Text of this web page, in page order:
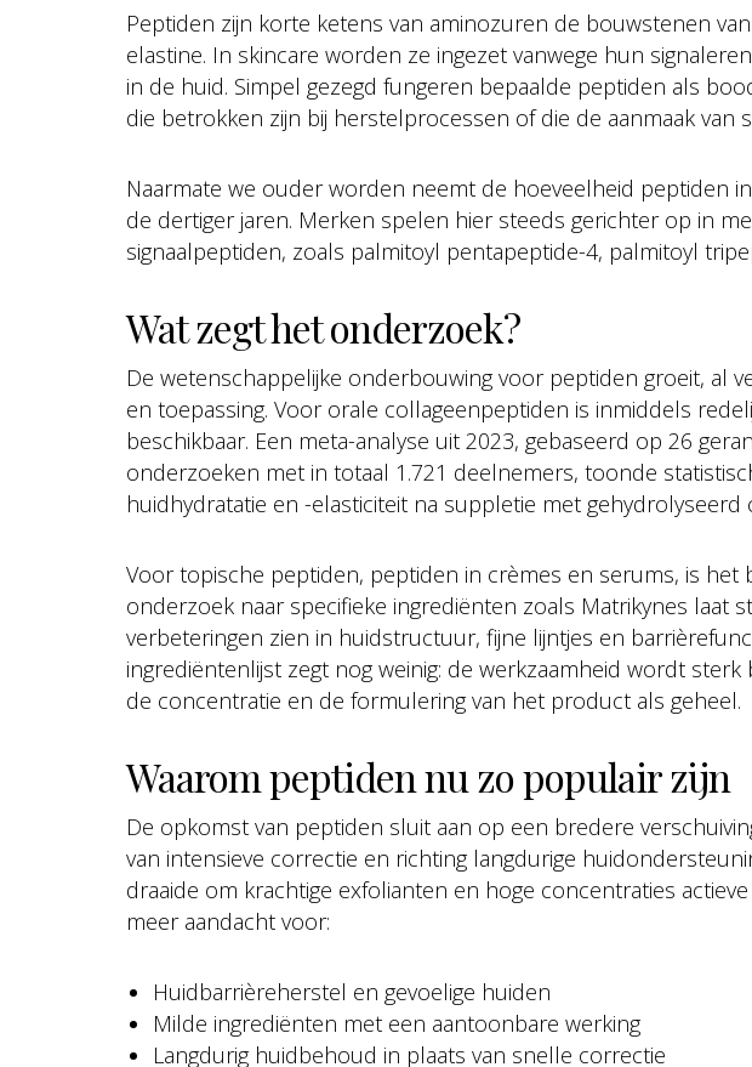
Peptiden zijn korte ketens van aminozuren de bouwstenen
elastine. In skincare worden ze ingezet vanwege hun
in de huid. Simpel gezegd fungeren bepaalde peptiden als
die betrokken zijn bij herstelprocessen of die de aanmaak van
Naarmate we ouder worden neemt de hoeveelheid peptiden
de dertiger jaren. Merken spelen hier steeds gerichter op in
signaalpeptiden, zoals palmitoyl pentapeptide-4, palmitoyl
Wat zegt het onderzoek?
De wetenschappelijke onderbouwing voor peptiden groeit, al
en toepassing. Voor orale collageenpeptiden is inmiddels
beschikbaar. Een meta-analyse uit 2023, gebaseerd op 26
onderzoeken met in totaal 1.721 deelnemers, toonde
huidhydratatie en -elasticiteit na suppletie met gehydrolyseerd
Voor topische peptiden, peptiden in crèmes en serums, is het
onderzoek naar specifieke ingrediënten zoals Matrikynes laat
verbeteringen zien in huidstructuur, fijne lijntjes en
ingrediëntenlijst zegt nog weinig: de werkzaamheid wordt
de concentratie en de formulering van het product als geheel.
Waarom peptiden nu zo populair zijn
De opkomst van peptiden sluit aan op een bredere
van intensieve correctie en richting langdurige
draaide om krachtige exfolianten en hoge concentraties
meer aandacht voor:
Huidbarrièreherstel en gevoelige huiden
Milde ingrediënten met een aantoonbare werking
Langdurig huidbehoud in plaats van snelle correctie